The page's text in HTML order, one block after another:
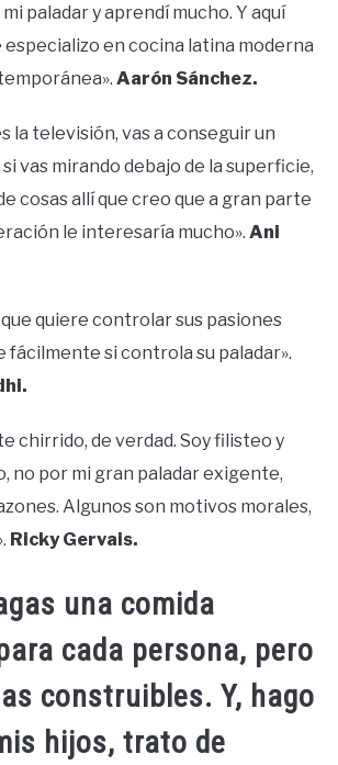
paladar y aprendí mucho. Y aquí
especializo en cocina latina moderna
Aarón Sánchez.
la televisión, vas a conseguir un
vas mirando debajo de la superficie,
cosas allí que creo que a gran parte
le interesaría mucho». Ani
quiere controlar sus pasiones
fácilmente si controla su paladar».
chirrido, de verdad. Soy filisteo y
no por mi gran paladar exigente,
Algunos son motivos morales,
Ricky Gervais.
una comida
cada persona, pero
construibles. Y, hago
hijos, trato de